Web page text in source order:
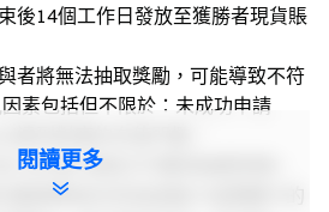
後14個工作日發放至獲勝者現貨賬
者將無法抽取獎勵，可能導致不符
素包括但不限於：未成功申請
達到對應的充值門檻。
“去充值”按鈕方可獲得抽獎資格，
動期間成功完成虛擬卡或實體卡的
閱讀更多